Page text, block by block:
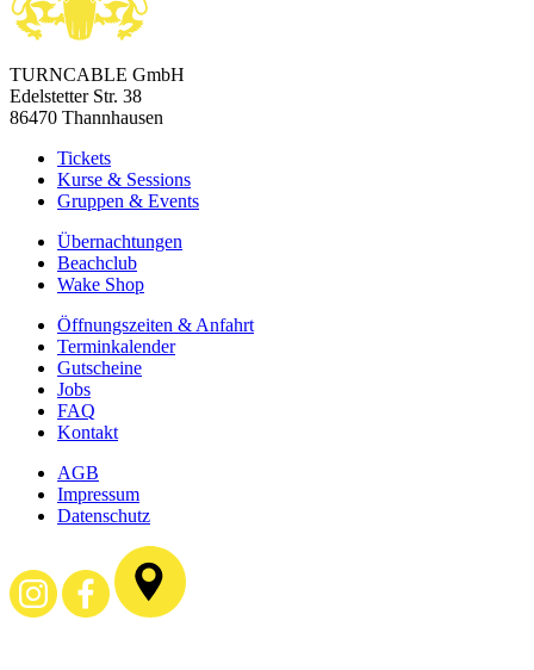
TURNCABLE GmbH
Edelstetter Str. 38
86470 Thannhausen
Tickets
Kurse & Sessions
Gruppen & Events
Über­­nachtungen
Beachclub
Wake Shop
Öffnungszeiten & Anfahrt
Terminkalender
Gutscheine
Jobs
FAQ
Kontakt
AGB
Impressum
Datenschutz